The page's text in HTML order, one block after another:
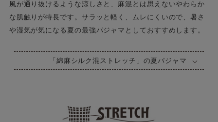
風が通り抜けるような涼しさと、麻混とは思えないやわらか
な肌触りが特長です。サラッと軽く、ムレにくいので、暑さ
や湿気が気になる夏の最強パジャマとしておすすめします。
「綿麻シルク混ストレッチ」の夏パジャマ